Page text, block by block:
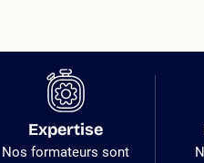
Expertise
Nos formateurs sont